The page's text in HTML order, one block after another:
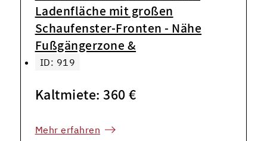
Ladenfläche mit großen
Schaufenster-Fronten - Nähe
Fußgängerzone &
ID: 919
Kaltmiete: 360 €
Mehr erfahren